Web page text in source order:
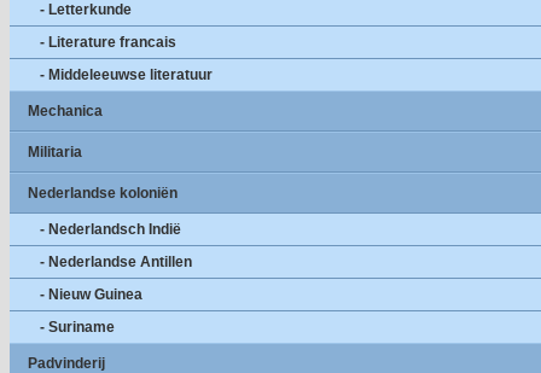
- Letterkunde
- Literature francais
- Middeleeuwse literatuur
Mechanica
Militaria
Nederlandse koloniën
- Nederlandsch Indië
- Nederlandse Antillen
- Nieuw Guinea
- Suriname
Padvinderij